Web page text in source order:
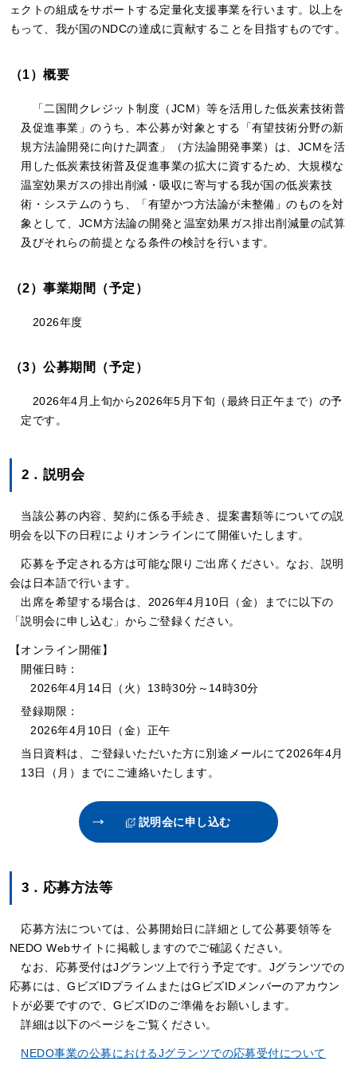
ェクトの組成をサポートする定量化支援事業を行います。以上を
もって、我が国のNDCの達成に貢献することを目指すものです。
（1）概要
「二国間クレジット制度（JCM）等を活用した低炭素技術普
及促進事業」のうち、本公募が対象とする「有望技術分野の新
規方法論開発に向けた調査」（方法論開発事業）は、JCMを活
用した低炭素技術普及促進事業の拡大に資するため、大規模な
温室効果ガスの排出削減・吸収に寄与する我が国の低炭素技
術・システムのうち、「有望かつ方法論が未整備」のものを対
象として、JCM方法論の開発と温室効果ガス排出削減量の試算
及びそれらの前提となる条件の検討を行います。
（2）事業期間（予定）
2026年度
（3）公募期間（予定）
2026年4月上旬から2026年5月下旬（最終日正午まで）の予
定です。
2．説明会
当該公募の内容、契約に係る手続き、提案書類等についての説
明会を以下の日程によりオンラインにて開催いたします。
応募を予定される方は可能な限りご出席ください。なお、説明
会は日本語で行います。
出席を希望する場合は、2026年4月10日（金）までに以下の
「説明会に申し込む」からご登録ください。
【オンライン開催】
開催日時：
2026年4月14日（火）13時30分～14時30分
登録期限：
2026年4月10日（金）正午
当日資料は、ご登録いただいた方に別途メールにて2026年4月
13日（月）までにご連絡いたします。
説明会に申し込む
3．応募方法等
応募方法については、公募開始日に詳細として公募要領等を
NEDO Webサイトに掲載しますのでご確認ください。
なお、応募受付はJグランツ上で行う予定です。Jグランツでの
応募には、GビズIDプライムまたはGビズIDメンバーのアカウン
トが必要ですので、GビズIDのご準備をお願いします。
詳細は以下のページをご覧ください。
NEDO事業の公募におけるJグランツでの応募受付について